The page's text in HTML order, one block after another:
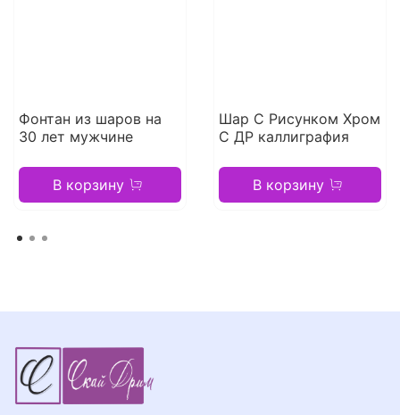
Фонтан из шаров на
30 лет мужчине
В корзину
Шар С Рисунком Хром
С ДР каллиграфия
В корзину